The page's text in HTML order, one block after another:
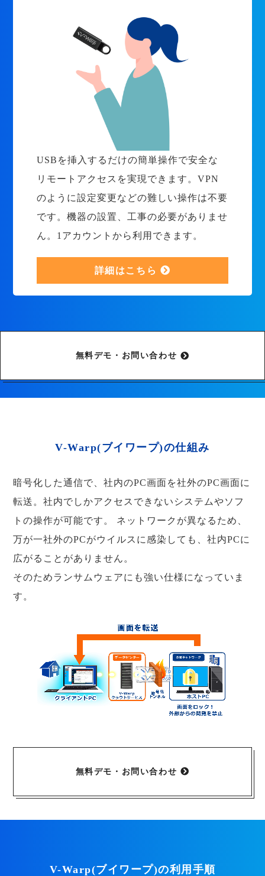
USBを挿入するだけの簡単操作で安全な
リモートアクセスを実現できます。VPN
のように設定変更などの難しい操作は不要
です。機器の設置、工事の必要がありませ
ん。1アカウントから利用できます。
詳細はこちら
無料デモ・お問い合わせ
V-Warp(ブイワープ)の仕組み
暗号化した通信で、社内のPC画面を社外のPC画面に
転送。社内でしかアクセスできないシステムやソフ
トの操作が可能です。
ネットワークが異なるため、
万が一社外のPCがウイルスに感染しても、社内PCに
広がることがありません。
そのためランサムウェアにも強い仕様になっていま
す。
無料デモ・お問い合わせ
V-Warp(ブイワープ)の利用手順